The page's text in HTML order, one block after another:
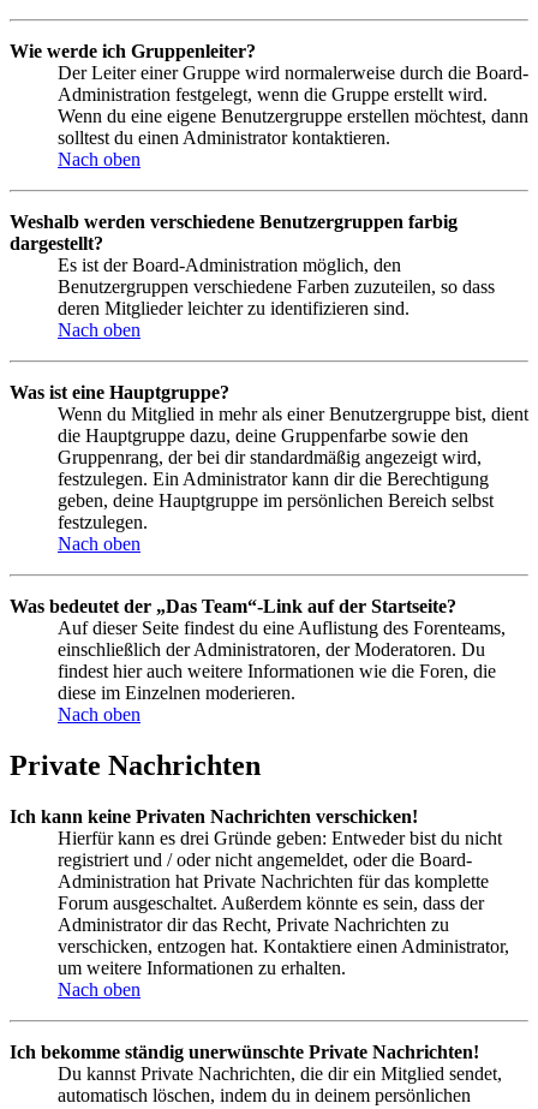
Wie werde ich Gruppenleiter?
Der Leiter einer Gruppe wird normalerweise durch die Board-
Administration festgelegt, wenn die Gruppe erstellt wird.
Wenn du eine eigene Benutzergruppe erstellen möchtest, dann
solltest du einen Administrator kontaktieren.
Nach oben
Weshalb werden verschiedene Benutzergruppen farbig
dargestellt?
Es ist der Board-Administration möglich, den
Benutzergruppen verschiedene Farben zuzuteilen, so dass
deren Mitglieder leichter zu identifizieren sind.
Nach oben
Was ist eine Hauptgruppe?
Wenn du Mitglied in mehr als einer Benutzergruppe bist, dient
die Hauptgruppe dazu, deine Gruppenfarbe sowie den
Gruppenrang, der bei dir standardmäßig angezeigt wird,
festzulegen. Ein Administrator kann dir die Berechtigung
geben, deine Hauptgruppe im persönlichen Bereich selbst
festzulegen.
Nach oben
Was bedeutet der „Das Team“-Link auf der Startseite?
Auf dieser Seite findest du eine Auflistung des Forenteams,
einschließlich der Administratoren, der Moderatoren. Du
findest hier auch weitere Informationen wie die Foren, die
diese im Einzelnen moderieren.
Nach oben
Private Nachrichten
Ich kann keine Privaten Nachrichten verschicken!
Hierfür kann es drei Gründe geben: Entweder bist du nicht
registriert und / oder nicht angemeldet, oder die Board-
Administration hat Private Nachrichten für das komplette
Forum ausgeschaltet. Außerdem könnte es sein, dass der
Administrator dir das Recht, Private Nachrichten zu
verschicken, entzogen hat. Kontaktiere einen Administrator,
um weitere Informationen zu erhalten.
Nach oben
Ich bekomme ständig unerwünschte Private Nachrichten!
Du kannst Private Nachrichten, die dir ein Mitglied sendet,
automatisch löschen, indem du in deinem persönlichen